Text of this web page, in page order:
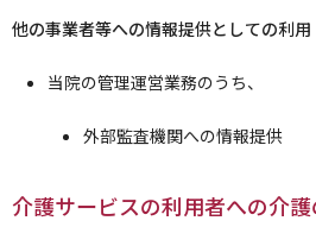
他の事業者等への情報提供としての利用
当院の管理運営業務のうち、
外部監査機関への情報提供
介護サービスの利用者への介